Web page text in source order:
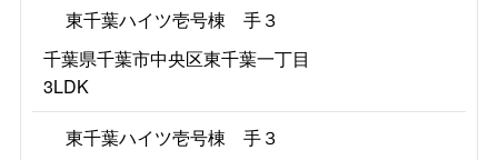
東千葉ハイツ壱号棟 手３
千葉県千葉市中央区東千葉一丁目
3LDK
東千葉ハイツ壱号棟 手３